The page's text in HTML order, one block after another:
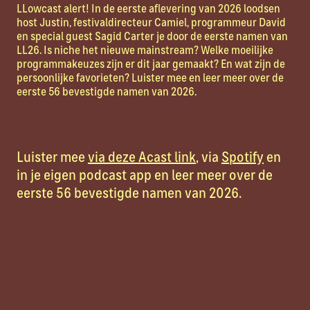
LLowcast alert! In de eerste aflevering van 2026 loodsen
host Justin, festivaldirecteur Camiel, programmeur David
en special guest Sagid Carter je door de eerste namen van
LL26. Is niche het nieuwe mainstream? Welke moeilijke
programmakeuzes zijn er dit jaar gemaakt? En wat zijn de
persoonlijke favorieten? Luister mee en leer meer over de
eerste 56 bevestigde namen van 2026.
Luister mee via deze Acast link, via Spotify en
in je eigen podcast app en leer meer over de
eerste 56 bevestigde namen van 2026.